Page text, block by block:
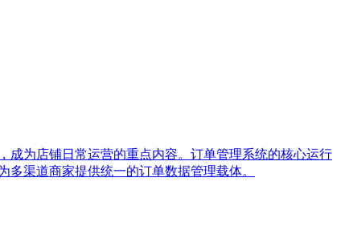
成为店铺日常运营的重点内容。订单管理系统的核心运行
渠道商家提供统一的订单数据管理载体。